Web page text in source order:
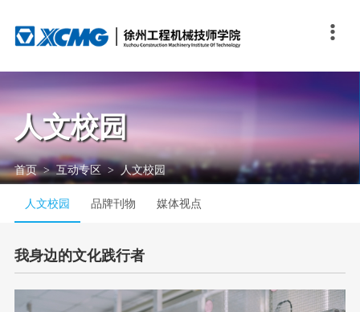
关于我们
学院概况
学院理念
发展历程
学院荣誉
联系我们
教学科研
一体化教学
教科研成果
培训鉴定
走进培训中心
培训服务
培训动态
技能人才评价
招生就业
专业介绍
报考指南
奖助学金
就业信息
优秀毕业生故事
在线答疑
联系方式
学生发展
团队自主管理
徐工特色素质教育
“我行”我秀
交流合作
联合办学
国际交流
技能校园
大赛足迹
大赛资讯
技能秀场
互动专区
人文校园
品牌刊物
媒体视点

人文校园
首页 > 互动专区 >人文校园
人文校园 品牌刊物 媒体视点
我身边的文化践行者